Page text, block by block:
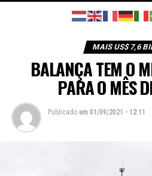
MAIS US$ 7,6
BALANÇA TEM O
PARA O MÊS
Publicado em 01/09/2021 - 12:11